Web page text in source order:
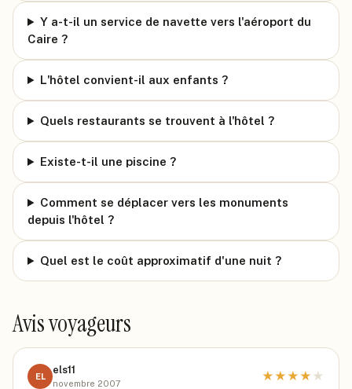
Y a-t-il un service de navette vers l'aéroport du
Caire ?
L'hôtel convient-il aux enfants ?
Quels restaurants se trouvent à l'hôtel ?
Existe-t-il une piscine ?
Comment se déplacer vers les monuments
depuis l'hôtel ?
Quel est le coût approximatif d'une nuit ?
Avis voyageurs
EL
els11
novembre 2007
★★★★ ★